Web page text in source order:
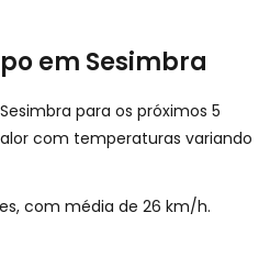
em Sesimbra
para os próximos 5
com temperaturas variando
com média de 26 km/h.